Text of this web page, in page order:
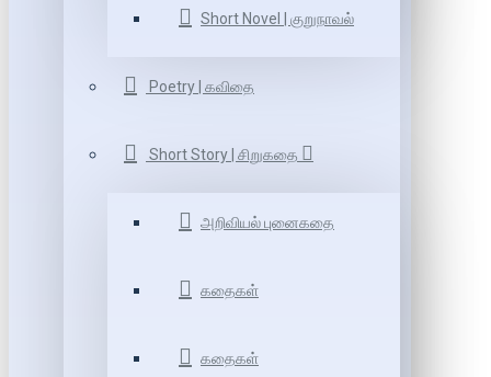
Short Novel | குறுநாவல்
Poetry | கவிதை
Short Story | சிறுகதை
அறிவியல் புனைகதை
கதைகள்
கதைகள்